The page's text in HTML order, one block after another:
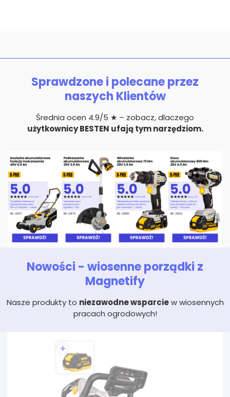
Sprawdzone i polecane przez
naszych Klientów
Średnia ocen 4.9/5 ★ – zobacz, dlaczego
użytkownicy BESTEN ufają tym narzędziom.
Nowości - wiosenne porządki z
Magnetify
Nasze produkty to niezawodne wsparciew wiosennych
pracach ogrodowych!